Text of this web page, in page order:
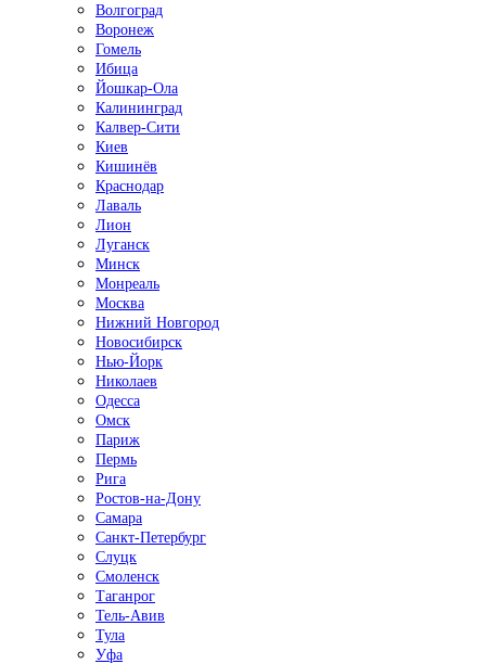
Волгоград
Воронеж
Гомель
Ибица
Йошкар-Ола
Калининград
Калвер-Сити
Киев
Кишинёв
Краснодар
Лаваль
Лион
Луганск
Минск
Монреаль
Москва
Нижний Новгород
Новосибирск
Нью-Йорк
Николаев
Одесса
Омск
Париж
Пермь
Рига
Ростов-на-Дону
Самара
Санкт-Петербург
Слуцк
Смоленск
Таганрог
Тель-Авив
Тула
Уфа